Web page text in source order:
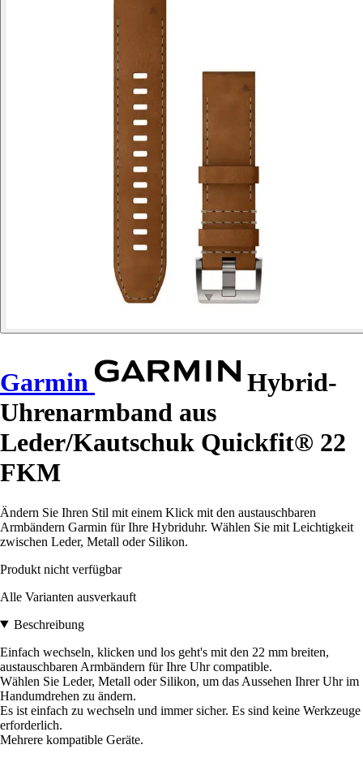
Garmin
Hybrid-
Uhrenarmband aus
Leder/Kautschuk Quickfit® 22
FKM
Ändern Sie Ihren Stil mit einem Klick mit den austauschbaren
Armbändern Garmin für Ihre Hybriduhr. Wählen Sie mit Leichtigkeit
zwischen Leder, Metall oder Silikon.
Produkt nicht verfügbar
Alle Varianten ausverkauft
Beschreibung
Einfach wechseln, klicken und los geht's mit den 22 mm breiten,
austauschbaren Armbändern für Ihre Uhr compatible.
Wählen Sie Leder, Metall oder Silikon, um das Aussehen Ihrer Uhr im
Handumdrehen zu ändern.
Es ist einfach zu wechseln und immer sicher. Es sind keine Werkzeuge
erforderlich.
Mehrere kompatible Geräte.